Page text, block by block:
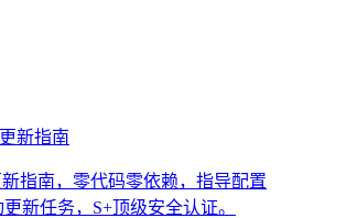
新指南
指南，零代码零依赖，指导配置
新任务，S+顶级安全认证。